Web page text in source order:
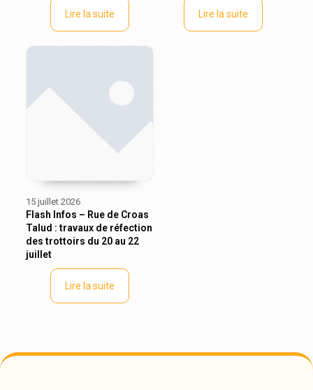
Lire la suite Lire la suite
15 juillet 2026
Flash Infos – Rue de Croas
Talud : travaux de réfection
des trottoirs du 20 au 22
juillet
Lire la suite